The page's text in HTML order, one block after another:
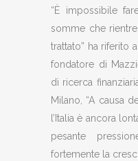
“È impossibile
somme che
trattato” ha riferito
fondatore di
di ricerca
Milano, “A causa
l’Italia è ancora
pesante
fortemente la